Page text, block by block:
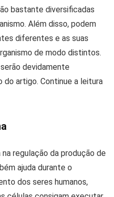
bastante diversificadas
Além disso, podem
diferentes e as suas
de modo distintos.
devidamente
do artigo. Continue a leitura
regulação da produção de
ajuda durante o
dos seres humanos,